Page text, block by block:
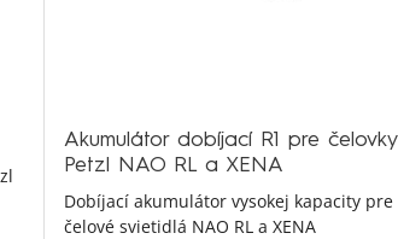
Akumulátor dobíjací R1 pre čelovky
Petzl NAO RL a XENA
Dobíjací akumulátor vysokej kapacity pre
čelové svietidlá NAO RL a XENA